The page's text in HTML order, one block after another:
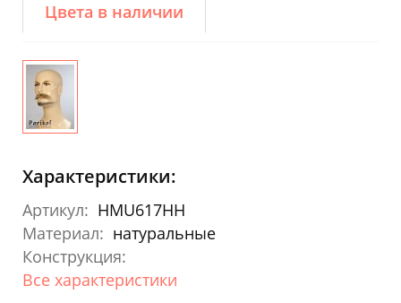
Цвета в наличии
Характеристики:
Артикул: HMU617HH
Материал: натуральные
Конструкция:
Все характеристики